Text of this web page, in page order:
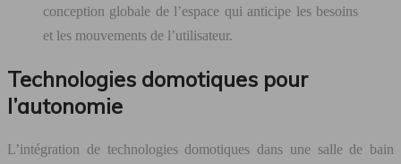
conception globale de l’espace qui anticipe les besoins
et les mouvements de l’utilisateur.
Technologies domotiques pour
l’autonomie
L’intégration de technologies domotiques dans une salle de bain